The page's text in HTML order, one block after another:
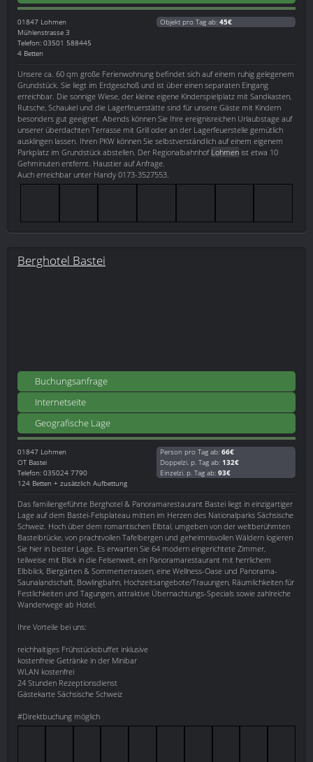
01847 Lohmen
Mühlenstrasse 3
Telefon: 03501 588445
4 Betten
Objekt pro Tag ab: 45€
Unsere ca. 60 qm große Ferienwohnung befindet sich auf einem ruhig gelegenem
Grundstück. Sie liegt im Erdgeschoß und ist über einen separaten Eingang
erreichbar. Die sonnige Wiese, der kleine eigene Kinderspielplatz mit Sandkasten,
Rutsche, Schaukel und die Lagerfeuerstätte sind für unsere Gäste mit Kindern
besonders gut geeignet. Abends können Sie Ihre ereignisreichen Urlaubstage auf
unserer überdachten Terrasse mit Grill oder an der Lagerfeuerstelle gemütlich
ausklingen lassen. Ihren PKW können Sie selbstverständlich auf einem eigenem
Parkplatz im Grundstück abstellen. Der Regionalbahnhof Lohmen ist etwa 10
Gehminuten entfernt. Haustier auf Anfrage.
Auch erreichbar unter Handy 0173-3527553.
Berghotel Bastei
Buchungsanfrage
Internetseite
Geografische Lage
01847 Lohmen
OT Bastei
Telefon: 035024 7790
124 Betten + zusätzlich Aufbettung
Person pro Tag ab: 66€
Doppelzi. p. Tag ab: 132€
Einzelzi. p. Tag ab: 93€
Das familiengeführte Berghotel & Panoramarestaurant Bastei liegt in einzigartiger
Lage auf dem Bastei-Felsplateau mitten im Herzen des Nationalparks Sächsische
Schweiz. Hoch über dem romantischen Elbtal, umgeben von der weltberühmten
Basteibrücke, von prachtvollen Tafelbergen und geheimnisvollen Wäldern logieren
Sie hier in bester Lage. Es erwarten Sie 64 modern eingerichtete Zimmer,
teilweise mit Blick in die Felsenwelt, ein Panoramarestaurant mit herrlichem
Elbblick, Biergärten & Sommerterrassen, eine Wellness-Oase und Panorama-
Saunalandschaft, Bowlingbahn, Hochzeitsangebote/Trauungen, Räumlichkeiten für
Festlichkeiten und Tagungen, attraktive Übernachtungs-Specials sowie zahlreiche
Wanderwege ab Hotel.
Ihre Vorteile bei uns:
reichhaltiges Frühstücksbuffet inklusive
kostenfreie Getränke in der Minibar
WLAN kostenfrei
24 Stunden Rezeptionsdienst
Gästekarte Sächsische Schweiz
#Direktbuchung möglich